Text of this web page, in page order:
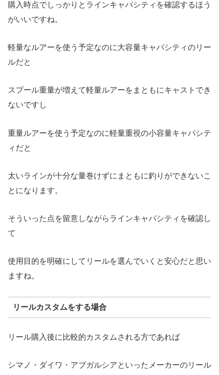
購入時点でしっかりとラインキャパシティを確認するほう
がいいですね。
軽量なルアーを使う予定なのに大容量キャパシティのリー
ルだと
スプール重量が増えて軽量ルアーをまともにキャストでき
ないですし
重量ルアーを使う予定なのに軽量重視の小容量キャパシテ
ィだと
太いラインが十分な量巻けずにまともに釣りができないこ
とになります。
そういった点を留意しながらラインキャパシティを確認し
て
使用目的を明確にしてリールを選んでいくと安心だと思い
ますね。
リールカスタムをする場合
リール購入後に比較的カスタムされる方であれば
シマノ・ダイワ・アブガルシアといったメーカーのリール